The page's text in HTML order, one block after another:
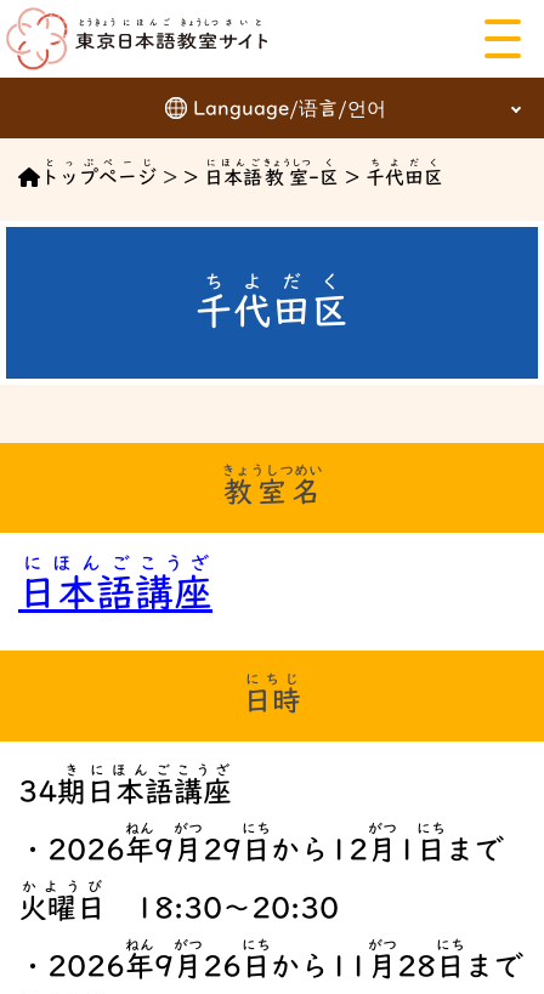
Language/语言/언어
日本語
にほんご English
한국어 ことば を えらぶ
トップページ
とっぷぺーじ
> > 日本語
にほんご
教室
きょうしつ
-区
く
> 千代田区
ちよだく
千代田区
ちよだく
教室名
きょうしつめい
日本語
にほんご
講座
こうざ
日時
にちじ
34期
き
日本語
にほんご
講座
こうざ
・2026年
ねん
9 月
がつ
29 日
にち
から12 月
がつ
1 日
にち
まで
火曜日
かようび
18:30～20:30
・2026年
ねん
9 月
がつ
26 日
にち
から11 月
がつ
28 日
にち
まで